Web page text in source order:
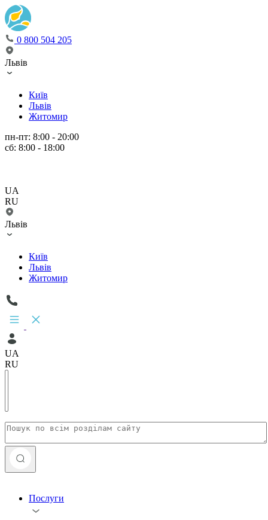
0 800 504 205
Львів
Київ
Львів
Житомир
пн-пт: 8:00 - 20:00
сб: 8:00 - 18:00
UA
RU
Львів
Київ
Львів
Житомир
UA
RU
Послуги